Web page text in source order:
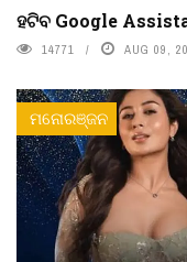
ହଟିବ Google
14771 AUG 09,
ମନୋରଞ୍ଜନ